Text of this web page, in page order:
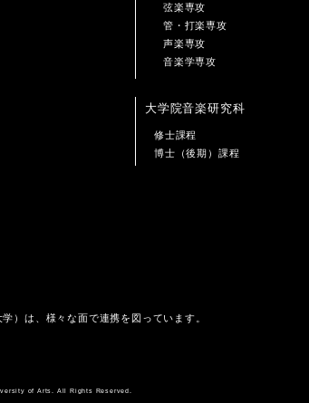
弦楽専攻
管・打楽専攻
声楽専攻
音楽学専攻
大学院音楽研究科
修士課程
博士（後期）課程
）は、様々な面で連携を図っています。
of Arts. All Rights Reserved.